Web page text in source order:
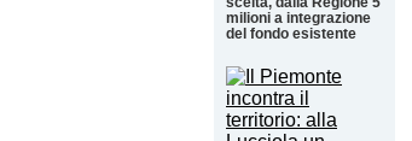
milioni a integrazione
del fondo esistente